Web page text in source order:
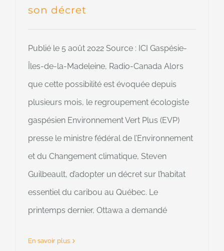
son décret
Publié le 5 août 2022 Source : ICI Gaspésie-
Îles-de-la-Madeleine, Radio-Canada Alors
que cette possibilité est évoquée depuis
plusieurs mois, le regroupement écologiste
gaspésien Environnement Vert Plus (EVP)
presse le ministre fédéral de l’Environnement
et du Changement climatique, Steven
Guilbeault, d’adopter un décret sur l’habitat
essentiel du caribou au Québec. Le
printemps dernier, Ottawa a demandé
En savoir plus